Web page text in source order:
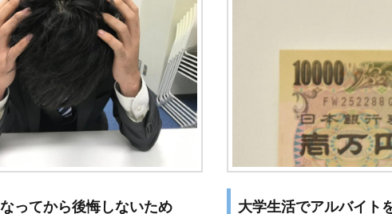
ってから後悔しないため 大学生活でアルバイト